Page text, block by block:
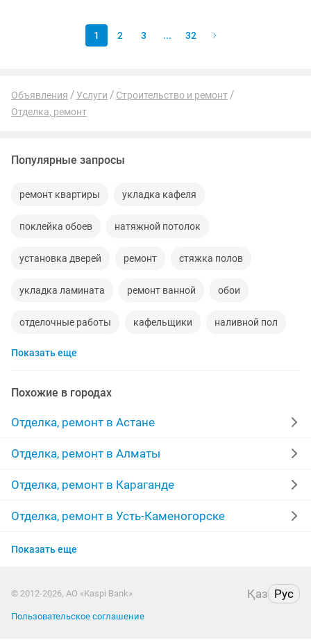
1 2 3 ... 32
Объявления Услуги
Строительство и ремонт
Отделка, ремонт
Популярные запросы
ремонт квартиры укладка кафеля
поклейка обоев натяжной потолок
установка дверей ремонт стяжка полов
укладка ламината ремонт ванной обои
отделочные работы кафельщики наливной пол
косметический ремонт квартир
укладка мелкий ремонт
полы маляры штукатурка стен
бригада строительство мастер
межкомнатные двери линолеум качественно
ремонт домов
Показать еще
Похожие в городах
Отделка, ремонт в Астане
Отделка, ремонт в Алматы
Отделка, ремонт в Караганде
Отделка, ремонт в Усть-Каменогорске
Отделка, ремонт в Актобе
Отделка, ремонт в Таразе
Показать еще
© 2012-2026, АО «Kaspi Bank» Қаз Рус
Пользовательское соглашение